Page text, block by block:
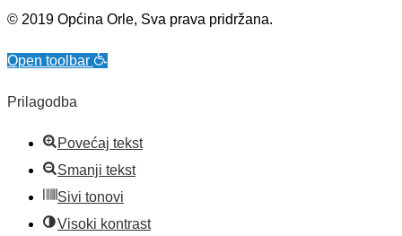
© 2019 Općina Orle, Sva prava pridržana.
Open toolbar
Prilagodba
Povećaj tekst
Smanji tekst
Sivi tonovi
Visoki kontrast